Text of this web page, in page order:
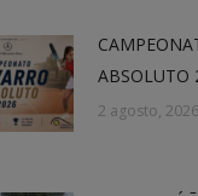
ABSOLUTO
2 agosto, 2026